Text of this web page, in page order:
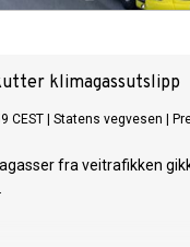
klimagassutslipp
CEST Statens vegvesen
fra veitrafikken